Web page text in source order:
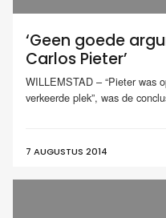
‘Geen goede
Carlos Pieter’
WILLEMSTAD – “Pieter was
verkeerde plek”, was de
7 AUGUSTUS 2014